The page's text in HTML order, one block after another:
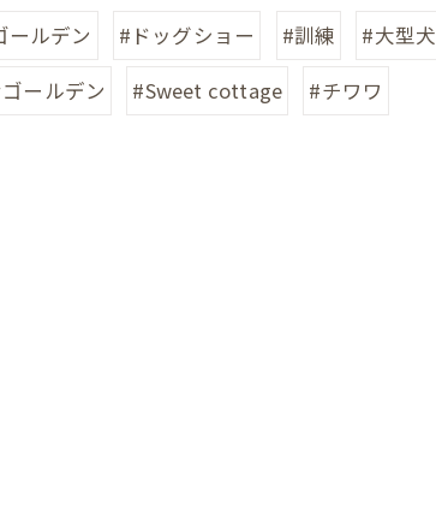
ールデン #ドッグショー #訓練 #大型犬
ールデン
#Sweet cottage #チワワ